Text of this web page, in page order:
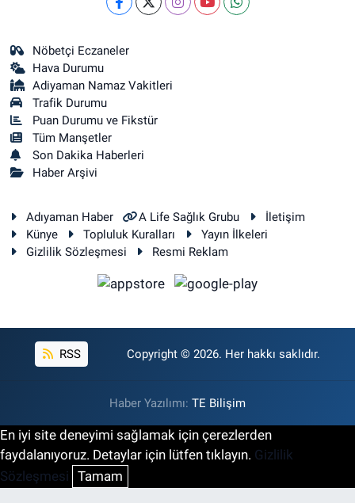
Nöbetçi Eczaneler
Hava Durumu
Adiyaman Namaz Vakitleri
Trafik Durumu
Puan Durumu ve Fikstür
Tüm Manşetler
Son Dakika Haberleri
Haber Arşivi
Adıyaman Haber A Life Sağlık Grubu
İletişim
Künye
Topluluk Kuralları
Yayın İlkeleri
Gizlilik Sözleşmesi
Resmi Reklam
RSS Copyright © 2026. Her hakkı saklıdır.
Haber Yazılımı: TE Bilişim
En iyi site deneyimi sağlamak için çerezlerden
faydalanıyoruz. Detaylar için lütfen tıklayın. Gizlilik
Sözleşmesi Tamam